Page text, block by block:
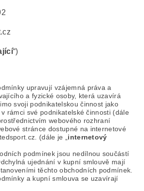
“)
upravují vzájemná práva a
a fyzické osoby, která uzavírá
svoji podnikatelskou činnost jako
rámci své podnikatelské činnosti (dále
webového rozhraní
stránce dostupné na internetové
(dále je „ internetový
podmínek jsou nedílnou součástí
ujednání v kupní smlouvě mají
těchto obchodních podmínek.
a kupní smlouva se uzavírají